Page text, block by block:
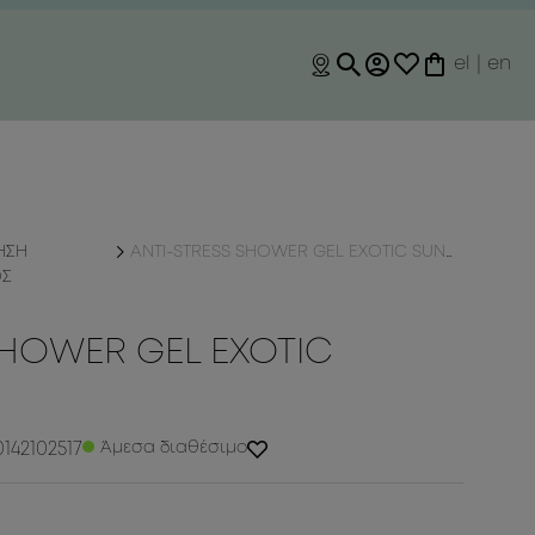
el en
ANTI-STRESS SHOWER GEL EXOTIC SUNRISE
GEL EXOTIC
Άμεσα διαθέσιμο